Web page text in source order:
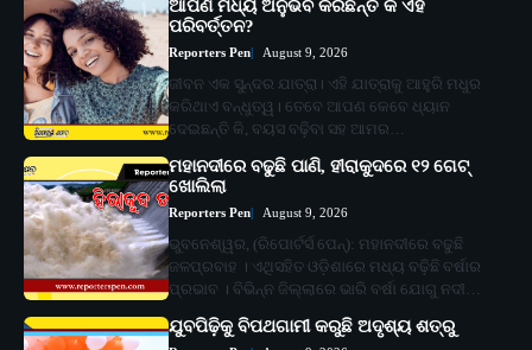
ଆପଣ ମଧ୍ୟ ଅନୁଭବ କରିଛନ୍ତି କି ଏହି
ପରିବର୍ତ୍ତନ?
Reporters Pen August 9, 2026
ଜୀବନ ଏକ ସୁନ୍ଦର ଯାତ୍ରା। ଏହି ଯାତ୍ରାକୁ ଆହୁରି ମଧୁର
କରିଥାଏ ବନ୍ଧୁତ୍ୱ। ତେବେ ଆପଣ କେବେ ଧ୍ୟାନ
ଦେଇଛନ୍ତି କି, ବୟସ ବଢ଼ିବା ସହ ଆମର…
ମହାନଦୀରେ ବଢୁଛି ପାଣି, ହୀରାକୁଦରେ ୧୨ ଗେଟ୍
ଖୋଲିଲା
Reporters Pen August 9, 2026
ଭୁବନେଶ୍ୱର, (ରିପୋର୍ଟର୍ସ ପେନ୍‌): ମହାନଦୀରେ ବଢୁଛି
ଜଳପ୍ରବାହ । ଏଥିସହିତ ଓଡ଼ିଶାରେ ମଧ୍ୟ ବଢ଼ିଛି ବର୍ଷାର
ପ୍ରଭାବ । ବିଭିନ୍ନ ଜିଲ୍ଲାରେ ଭାରି ବର୍ଷା ଯୋଗୁ ନଦୀ…
ଯୁବପିଢ଼ିକୁ ବିପଥଗାମୀ କରୁଛି ଅଦୃଶ୍ୟ ଶତ୍ରୁ